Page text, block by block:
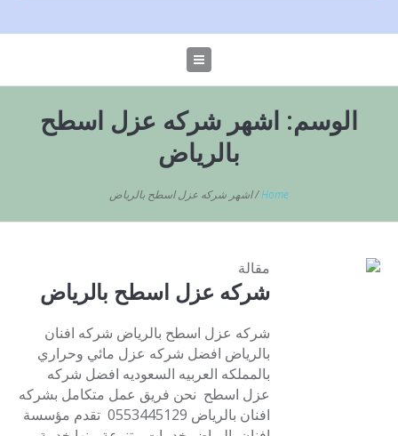
الوسم: اشهر شركه عزل اسطح
بالرياض
Home
/اشهر شركه عزل اسطح بالرياض
مقالة
شركه عزل اسطح بالرياض
شركه عزل اسطح بالرياض شركه افنان
بالرياض افضل شركه عزل مائي وحراري
بالمملكه العربيه السعوديه افضل شركه
عزل اسطح نحن فريق عمل متكامل بشركه
افنان بالرياض 0553445129 تقدم مؤسسة